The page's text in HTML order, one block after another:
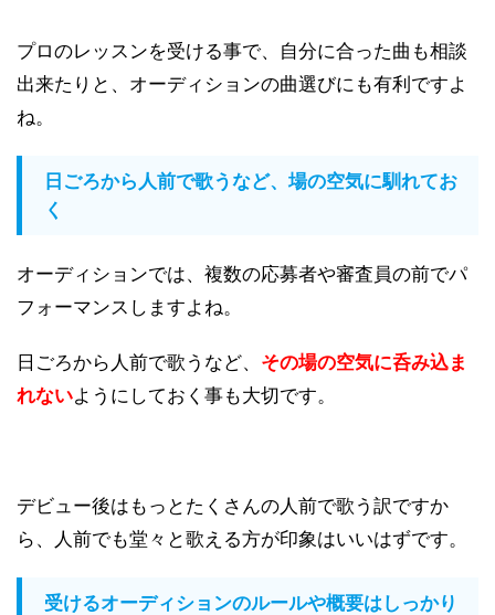
プロのレッスンを受ける事で、自分に合った曲も相談
出来たりと、オーディションの曲選びにも有利ですよ
ね。
日ごろから人前で歌うなど、場の空気に馴れてお
く
オーディションでは、複数の応募者や審査員の前でパ
フォーマンスしますよね。
日ごろから人前で歌うなど、 その場の空気に呑み込ま
れないようにしておく事も大切です。
デビュー後はもっとたくさんの人前で歌う訳ですか
ら、人前でも堂々と歌える方が印象はいいはずです。
受けるオーディションのルールや概要はしっかり